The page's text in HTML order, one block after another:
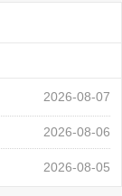
2026-08-07
2026-08-06
2026-08-05